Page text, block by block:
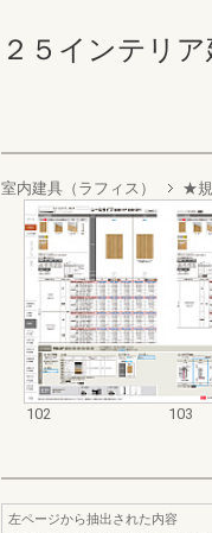
２５インテリ
室内建具（ラフィス） ★
102 103
左ページから抽出された内容